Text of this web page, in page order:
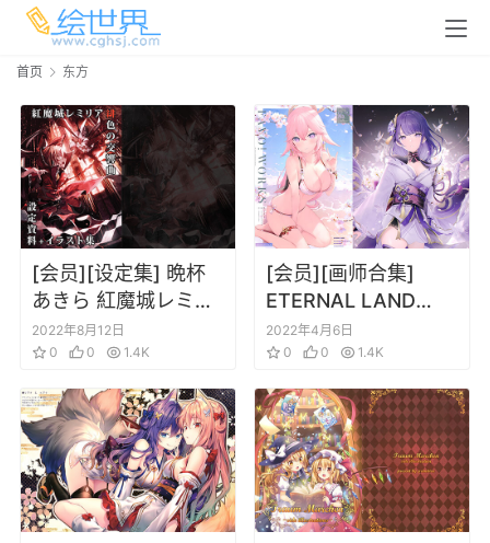
首页 东方
[会员][设定集] 晩杯
あきら 紅魔城レミリ
ア 緋色の交響曲 設定
資料＋イラスト集
2022年8月12日
0
0 1.4K
[会员][画师合集]
ETERNAL LAND
(6U☆) 40卷合集 更
新到C101
2022年4月6日
0
0 1.4K